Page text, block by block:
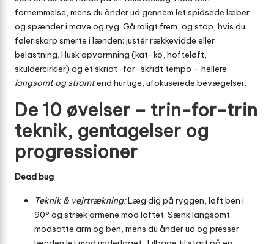
fornemmelse, mens du ånder ud gennem let spidsede læber
og spænder i mave og ryg. Gå roligt frem, og stop, hvis du
føler skarp smerte i lænden; justér rækkevidde eller
belastning. Husk opvarmning (kat-ko, hofteløft,
skuldercirkler) og et skridt-for-skridt tempo – hellere
langsomt og stramtend hurtige, ufokuserede bevægelser.
De 10 øvelser – trin-for-trin
teknik, gentagelser og
progressioner
Dead bug
Teknik & vejrtrækning:Læg dig på ryggen, løft ben i
90° og stræk armene mod loftet. Sænk langsomt
modsatte arm og ben, mens du ånder ud og presser